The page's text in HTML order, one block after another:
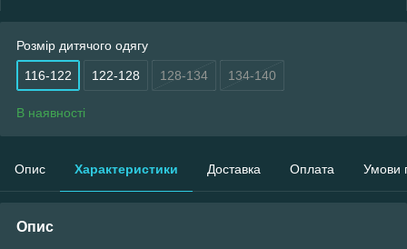
Розмір дитячого одягу
116-122 122-128 128-134 134-140
В наявності
Опис Характеристики Доставка Оплата Умови
Опис